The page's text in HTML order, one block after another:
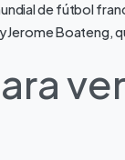
de fútbol
Jerome